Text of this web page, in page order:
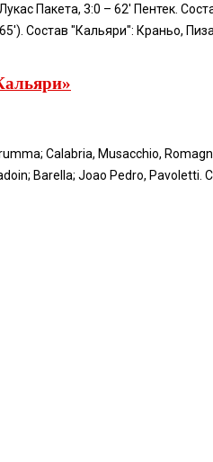
Пакета, 3:0 – 62' Пентек.
Состав "Кальяри": Краньо,
Calabria, Musacchio,
Barella; Joao Pedro,